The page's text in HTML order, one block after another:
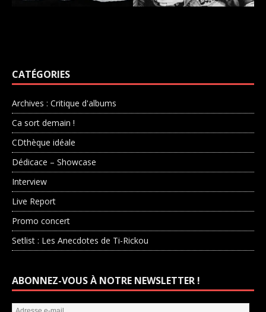
CATÉGORIES
Archives : Critique d'albums
Ca sort demain !
CDthèque idéale
Dédicace – Showcase
Interview
Live Report
Promo concert
Setlist : Les Anecdotes de Ti-Rickou
ABONNEZ-VOUS À NOTRE NEWSLETTER !